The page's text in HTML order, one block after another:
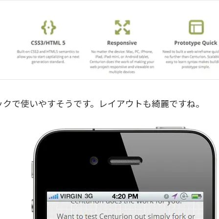
で使いやすそうです。レイアウトも綺麗ですね。